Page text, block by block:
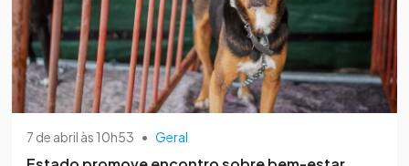
7 de abril às 10h53 • Geral